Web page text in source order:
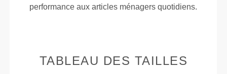
performance aux articles ménagers quotidiens.
TABLEAU DES TAILLES